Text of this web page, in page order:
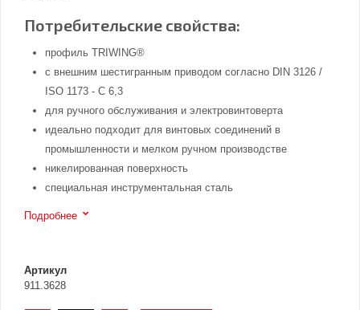
Потребительские свойства:
профиль TRIWING®
с внешним шестигранным приводом согласно DIN 3126 /
ISO 1173 - C 6,3
для ручного обслуживания и электровинтоверта
идеально подходит для винтовых соединений в
промышленности и мелком ручном производстве
никелированная поверхность
специальная инструментальная сталь
Подробнее
Артикул
911.3628